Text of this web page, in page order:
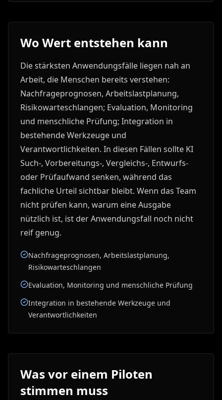
Wo Wert entstehen kann
Die stärksten Anwendungsfälle liegen nah an
Arbeit, die Menschen bereits verstehen:
Nachfrageprognosen, Arbeitslastplanung,
Risikowarteschlangen; Evaluation, Monitoring
und menschliche Prüfung; Integration in
bestehende Werkzeuge und
Verantwortlichkeiten. In diesen Fällen sollte KI
Such-, Vorbereitungs-, Vergleichs-, Entwurfs-
oder Prüfaufwand senken, während das
fachliche Urteil sichtbar bleibt. Wenn das Team
nicht prüfen kann, warum eine Ausgabe
nützlich ist, ist der Anwendungsfall noch nicht
reif genug.
Nachfrageprognosen, Arbeitslastplanung,
Risikowarteschlangen
Evaluation, Monitoring und menschliche Prüfung
Integration in bestehende Werkzeuge und
Verantwortlichkeiten
Was vor einem Piloten
stimmen muss